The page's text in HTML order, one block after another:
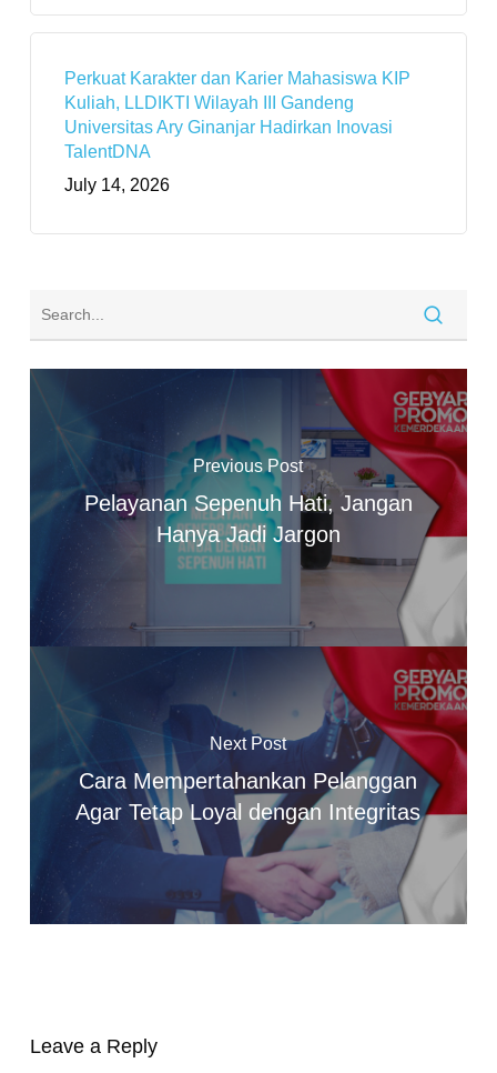
Perkuat Karakter dan Karier Mahasiswa KIP
Kuliah, LLDIKTI Wilayah III Gandeng
Universitas Ary Ginanjar Hadirkan Inovasi
TalentDNA
July 14, 2026
Previous Post
Pelayanan Sepenuh Hati, Jangan
Hanya Jadi Jargon
Next Post
Cara Mempertahankan Pelanggan
Agar Tetap Loyal dengan Integritas
Leave a Reply